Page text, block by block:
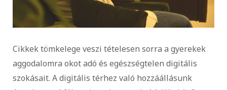
Cikkek tömkelege veszi tételesen sorra a gyerekek
aggodalomra okot adó és egészségtelen digitális
szokásait. A digitális térhez való hozzáállásunk